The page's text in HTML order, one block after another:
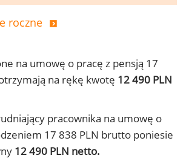
roczne
na umowę o pracę z pensją 17
na rękę kwotę 12 490 PLN
pracownika na umowę o
17 838 PLN brutto poniesie
12 490 PLN netto.